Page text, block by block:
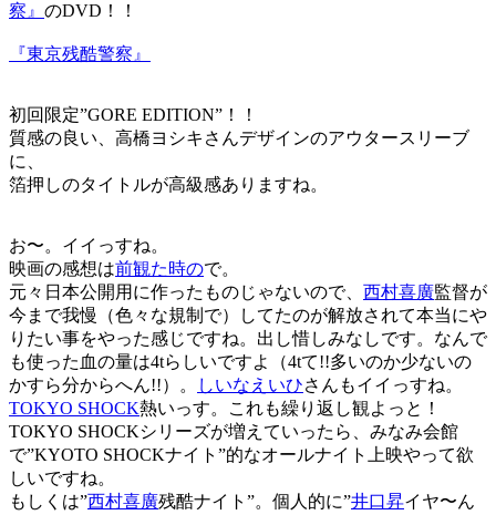
察』 のDVD！！
『東京残酷警察』
初回限定”GORE EDITION”！！
質感の良い、高橋ヨシキさんデザインのアウタースリーブ
に、
箔押しのタイトルが高級感ありますね。
お〜。イイっすね。
映画の感想は前観た時ので。
元々日本公開用に作ったものじゃないので、 西村喜廣監督が
今まで我慢（色々な規制で）してたのが解放されて本当にや
りたい事をやった感じですね。出し惜しみなしです。なんで
も使った血の量は4tらしいですよ（4tて!!多いのか少ないの
かすら分からへん!!）。
しいなえいひさんもイイっすね。
TOKYO SHOCK熱いっす。これも繰り返し観よっと！
TOKYO SHOCKシリーズが増えていったら、みなみ会館
で”KYOTO SHOCKナイト”的なオールナイト上映やって欲
しいですね。
もしくは”西村喜廣残酷ナイト”。個人的に”井口昇イヤ〜ん